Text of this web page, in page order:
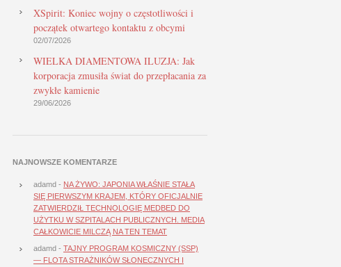
XSpirit: Koniec wojny o częstotliwości i
początek otwartego kontaktu z obcymi
02/07/2026
WIELKA DIAMENTOWA ILUZJA: Jak
korporacja zmusiła świat do przepłacania za
zwykłe kamienie
29/06/2026
NAJNOWSZE KOMENTARZE
adamd - NA ŻYWO: JAPONIA WŁAŚNIE STAŁA
SIĘ PIERWSZYM KRAJEM, KTÓRY OFICJALNIE
ZATWIERDZIŁ TECHNOLOGIĘ MEDBED DO
UŻYTKU W SZPITALACH PUBLICZNYCH. MEDIA
CAŁKOWICIE MILCZĄ NA TEN TEMAT
adamd - TAJNY PROGRAM KOSMICZNY (SSP)
— FLOTA STRAŻNIKÓW SŁONECZNYCH I